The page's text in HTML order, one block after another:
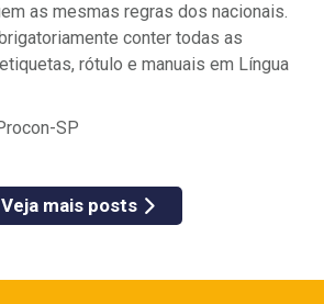
as mesmas regras dos nacionais.
conter todas as
rótulo e manuais em Língua
SP
Veja mais posts